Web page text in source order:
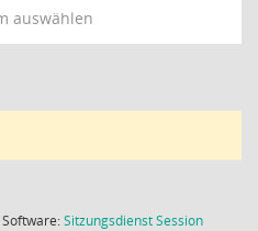
auswählen
Software:SitzungsdienstSession(Wird in